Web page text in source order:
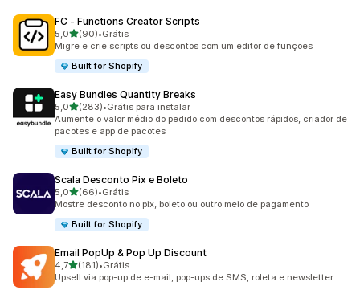
FC ‑ Functions Creator Scripts
5,0de 5 estrelas
(90)
90 avaliações ao todo
•Grátis
Migre e crie scripts ou descontos com um editor de funções
Built for Shopify
Easy Bundles Quantity Breaks
5,0de 5 estrelas
(283)
283 avaliações ao todo
•Grátis para instalar
Aumente o valor médio do pedido com descontos rápidos, criador de
pacotes e app de pacotes
Built for Shopify
Scala Desconto Pix e Boleto
5,0de 5 estrelas
(66)
66 avaliações ao todo
•Grátis
Mostre desconto no pix, boleto ou outro meio de pagamento
Built for Shopify
Email PopUp & Pop Up Discount
4,7de 5 estrelas
(181)
181 avaliações ao todo
•Grátis
Upsell via pop-up de e-mail, pop-ups de SMS, roleta e newsletter